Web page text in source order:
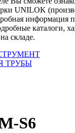
UNILOK
информация
каталоги,
складе.
ТРУБЫ
S6